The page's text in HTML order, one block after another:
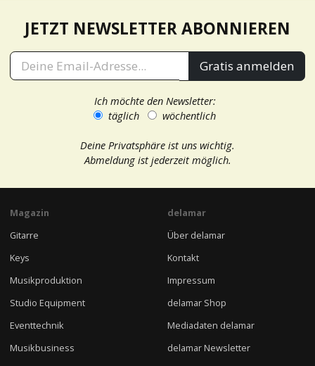
JETZT NEWSLETTER ABONNIEREN
Gratis anmelden
Ich möchte den Newsletter:
täglich
wöchentlich
Deine Privatsphäre ist uns wichtig.
Abmeldung ist jederzeit möglich.
Magazin
Gitarre
Keys
Musikproduktion
Studio Equipment
Eventtechnik
Musikbusiness
delamar
Über delamar
Kontakt
Impressum
delamar Shop
Mediadaten delamar
delamar Newsletter